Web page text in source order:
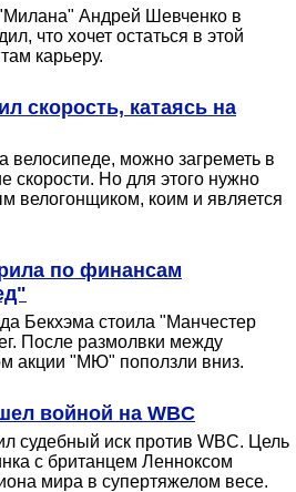
Андрей Шевченко в
что хочет остаться в этой
карьеру.
скорость, катаясь на
велосипеде, можно загреметь в
скорости. Но для этого нужно
велогонщиком, коим и является
по финансам
Бекхэма стоила "Манчестер
После размолвки между
акции "МЮ" поползли вниз.
войной на WBC
судебный иск против WBC. Цель
с британцем Ленноксом
мира в супертяжелом весе.